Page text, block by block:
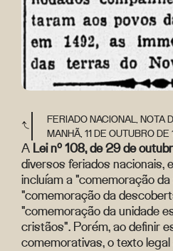
FERIADO NACIONAL, NOTA
MANHÃ, 11 DE OUTUBRO
A Lei nº 108, de 29 de
diversos feriados nacionais,
incluíam a "comemoração
"comemoração da
"comemoração da unidade
cristãos". Porém, ao definir
comemorativas, o texto